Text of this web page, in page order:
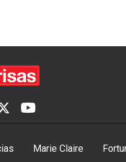
Marie Claire